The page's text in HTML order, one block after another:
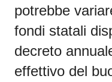
potrebbe
fondi statali
decreto
effettivo del